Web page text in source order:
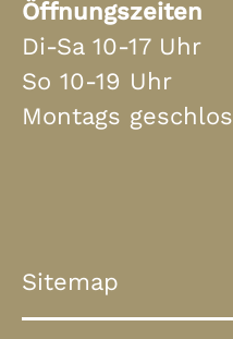
Öffnungszeiten
Di-Sa 10-17 Uhr
So 10-19 Uhr
Montags
Sitemap